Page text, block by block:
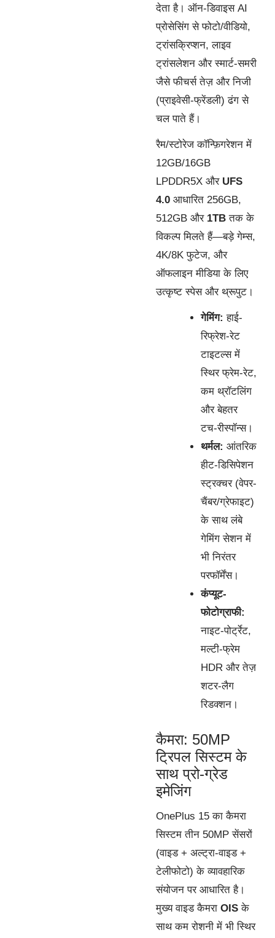
देता है। ऑन-डिवाइस AI
प्रोसेसिंग से फोटो/वीडियो,
ट्रांसक्रिप्शन, लाइव
ट्रांसलेशन और स्मार्ट-समरी
जैसे फीचर्स तेज़ और निजी
(प्राइवेसी-फ्रेंडली) ढंग से
चल पाते हैं।
रैम/स्टोरेज कॉन्फ़िगरेशन में
12GB/16GB
LPDDR5X और UFS
4.0 आधारित 256GB,
512GB और 1TB तक के
विकल्प मिलते हैं—बड़े गेम्स,
4K/8K फुटेज, और
ऑफलाइन मीडिया के लिए
उत्कृष्ट स्पेस और थ्रूपुट।
गेमिंग: हाई-
रिफ्रेश-रेट
टाइटल्स में
स्थिर फ्रेम-रेट,
कम थ्रॉटलिंग
और बेहतर
टच-रीस्पॉन्स।
थर्मल: आंतरिक
हीट-डिसिपेशन
स्ट्रक्चर (वेपर-
चैंबर/ग्रेफाइट)
के साथ लंबे
गेमिंग सेशन में
भी निरंतर
परफॉर्मेंस।
कंप्यूट-
फोटोग्राफी:
नाइट-पोर्ट्रेट,
मल्टी-फ्रेम
HDR और तेज़
शटर-लैग
रिडक्शन।
कैमरा: 50MP
ट्रिपल सिस्टम के
साथ प्रो-ग्रेड
इमेजिंग
OnePlus 15 का कैमरा
सिस्टम तीन 50MP सेंसरों
(वाइड + अल्ट्रा-वाइड +
टेलीफोटो) के व्यावहारिक
संयोजन पर आधारित है।
मुख्य वाइड कैमरा OIS के
साथ कम रोशनी में भी स्थिर